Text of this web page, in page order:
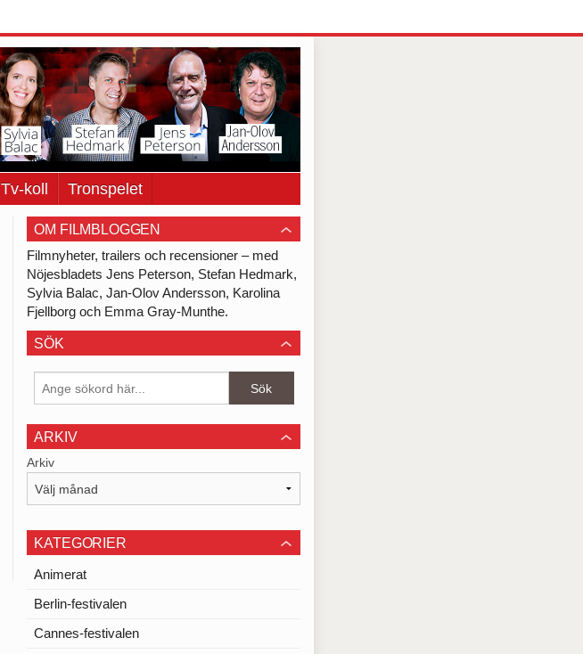
Tv-koll Tronspelet
OM FILMBLOGGEN
Filmnyheter, trailers och recensioner – med
Nöjesbladets Jens Peterson, Stefan Hedmark,
Sylvia Balac, Jan-Olov Andersson, Karolina
Fjellborg och Emma Gray-Munthe.
SÖK
ARKIV
Arkiv
KATEGORIER
Animerat
Berlin-festivalen
Cannes-festivalen